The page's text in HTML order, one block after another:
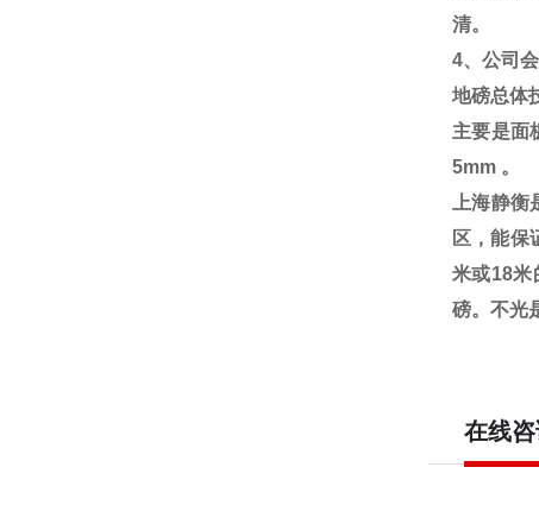
清。
4、公司
地磅总体
主要是面
5mm 。
上海静
区，能保
米或18米
磅。不光
在线